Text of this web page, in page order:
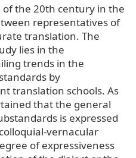
the 20th century in the
representatives of
translation. The
lies in the
trends in the
by
translation schools. As
that the general
is expressed
vernacular
of expressiveness